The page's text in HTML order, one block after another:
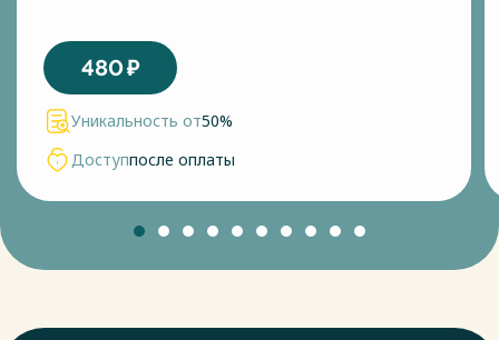
480₽
Уникальность от50%
Доступпосле оплаты